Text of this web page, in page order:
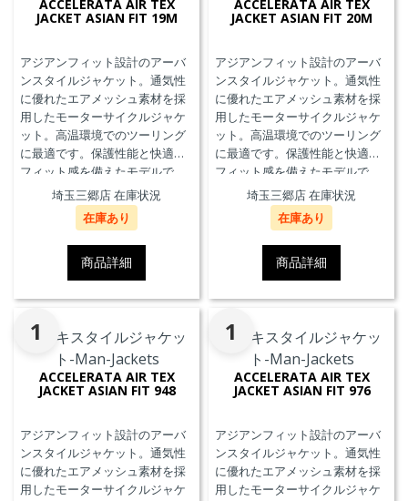
ACCELERATA AIR TEX
JACKET ASIAN FIT 19M
アジアンフィット設計のアーバ
ンスタイルジャケット。通気性
に優れたエアメッシュ素材を採
用したモーターサイクルジャケ
ット。高温環境でのツーリング
に最適です。保護性能と快適な
フィット感を備えたモデルで
埼玉三郷店 在庫状況
在庫あり
商品詳細
ACCELERATA AIR TEX
JACKET ASIAN FIT 20M
アジアンフィット設計のアーバ
ンスタイルジャケット。通気性
に優れたエアメッシュ素材を採
用したモーターサイクルジャケ
ット。高温環境でのツーリング
に最適です。保護性能と快適な
フィット感を備えたモデルで
埼玉三郷店 在庫状況
在庫あり
商品詳細
1
ACCELERATA AIR TEX
JACKET ASIAN FIT 948
アジアンフィット設計のアーバ
ンスタイルジャケット。通気性
に優れたエアメッシュ素材を採
用したモーターサイクルジャケ
1
ACCELERATA AIR TEX
JACKET ASIAN FIT 976
アジアンフィット設計のアーバ
ンスタイルジャケット。通気性
に優れたエアメッシュ素材を採
用したモーターサイクルジャケ